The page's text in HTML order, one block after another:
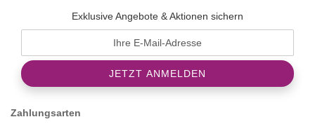
Exklusive Angebote & Aktionen sichern
Zahlungsarten